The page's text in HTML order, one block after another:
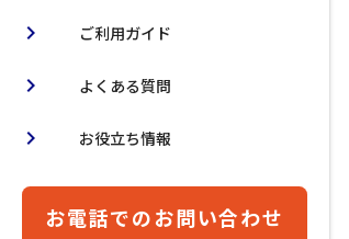
ご利用ガイド
chevron_right
よくある質問
chevron_right
お役立ち情報
chevron_right
お電話でのお問い合わせ